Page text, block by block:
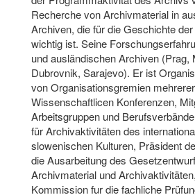
Recherche von Archivmaterial in
Archiven, die für die Geschichte
wichtig ist. Seine
und ausländischen Archiven (Prag,
Dubrovnik, Sarajevo). Er ist
von Organisationsgremien
Wissenschaftlicen Konferenzen,
Arbeitsgruppen und
für Archivaktivitäten des
slowenischen Kulturen, Präsident
die Ausarbeitung des
Archivmaterial und
Kommission fur die fachliche